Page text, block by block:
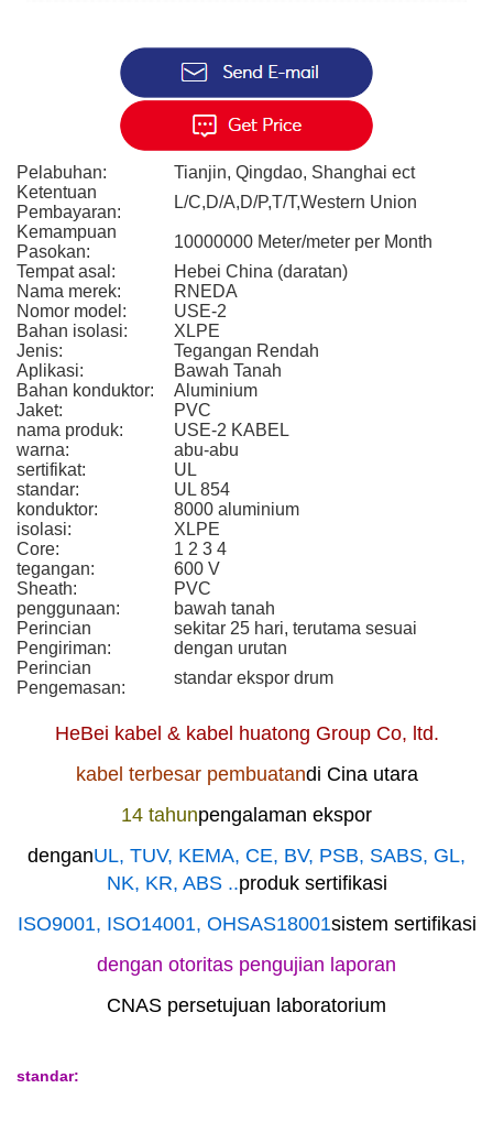
Pelabuhan:
Tianjin, Qingdao, Shanghai ect
Ketentuan
Pembayaran:
L/C,D/A,D/P,T/T,Western Union
Kemampuan
Pasokan:
10000000 Meter/meter per Month
Tempat asal:
Hebei China (daratan)
Nama merek:
RNEDA
Nomor model:
USE-2
Bahan isolasi:
XLPE
Jenis:
Tegangan Rendah
Aplikasi:
Bawah Tanah
Bahan konduktor:
Aluminium
Jaket:
PVC
nama produk:
USE-2 KABEL
warna:
abu-abu
sertifikat:
UL
standar:
UL 854
konduktor:
8000 aluminium
isolasi:
XLPE
Core:
1 2 3 4
tegangan:
600 V
Sheath:
PVC
penggunaan:
bawah tanah
Perincian
Pengiriman:
sekitar 25 hari, terutama sesuai
dengan urutan
Perincian
Pengemasan:
standar ekspor drum
HeBei kabel & kabel huatong Group Co, ltd.
kabel terbesar pembuatandi Cina utara
14 tahunpengalaman ekspor
denganUL, TUV, KEMA, CE, BV, PSB, SABS, GL,
NK, KR, ABS ..produk sertifikasi
ISO9001, ISO14001, OHSAS18001sistem sertifikasi
dengan otoritas pengujian laporan
CNAS persetujuan laboratorium
standar: